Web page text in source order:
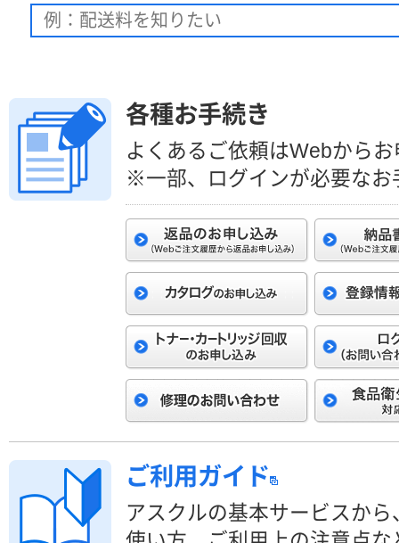
請求について
返品について
各種お手続き
よくあるご依頼はWebから
※一部、ログインが必要なお
ご利用ガイド
アスクルの基本サービスか